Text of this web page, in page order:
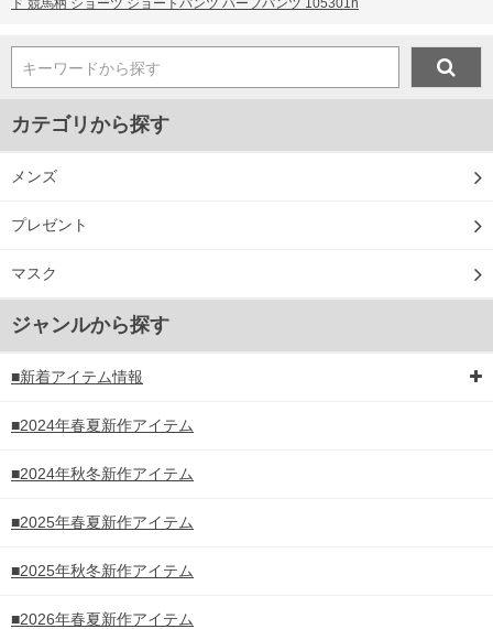
ド 競馬柄 ショーツ ショートパンツ ハーフパンツ 105301h
キーワードから探す
カテゴリから探す
メンズ
プレゼント
マスク
ジャンルから探す
■新着アイテム情報
■2024年春夏新作アイテム
■2024年秋冬新作アイテム
■2025年春夏新作アイテム
■2025年秋冬新作アイテム
■2026年春夏新作アイテム